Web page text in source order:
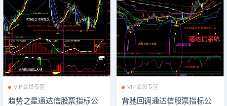
VIP会员专区
趋势之星通达信股票指标公
VIP会员专区
背驰回调通达信股票指标公